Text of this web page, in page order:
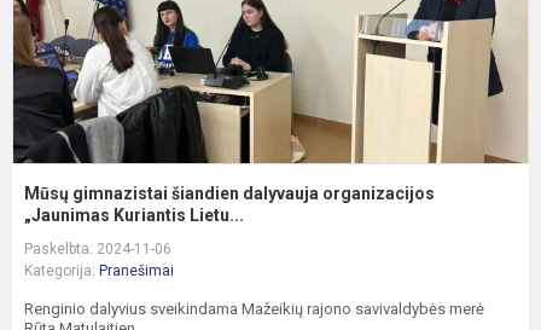
Mūsų gimnazistai šiandien dalyvauja organizacijos
„Jaunimas Kuriantis Lietu...
Paskelbta: 2024-11-06
Kategorija: Pranešimai
Renginio dalyvius sveikindama Mažeikių rajono savivaldybės merė